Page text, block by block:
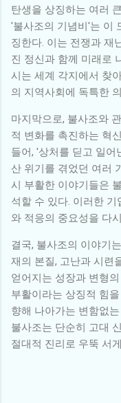
탄생을 상징하는 여러
'불사조의 기념비'는 이
징한다. 이는 전쟁과 재
진 정신과 함께 미래로
시는 세계 각지에서 찾
의 지역사회에 독특한
마지막으로, 불사조와
적 변화를 촉진하는 혁
들어, '상처를 딛고 일
산 위기를 겪었던 여러
시 부활한 이야기들은
석할 수 있다. 이러한
와 적응의 중요성을 다
결국, 불사조의 이야기
재의 본질, 고난과 시련
얻어지는 성장과 변형
부활이라는 상징적 힘
향해 나아가는 변함없
불사조는 단순히 고대
절대적 진리로 우뚝 서